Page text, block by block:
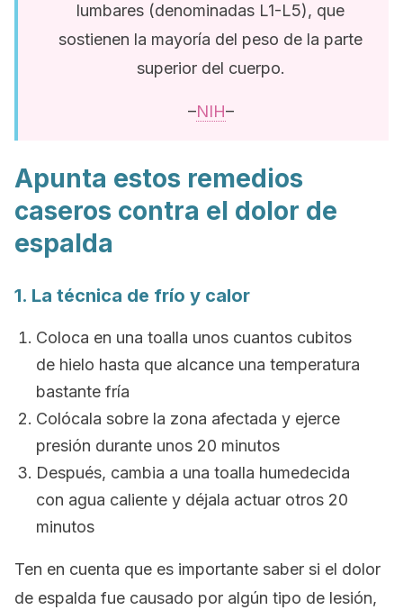
lumbares (denominadas L1-L5), que
sostienen la mayoría del peso de la parte
superior del cuerpo.
–NIH–
Apunta estos remedios
caseros contra el dolor de
espalda
1. La técnica de frío y calor
Coloca en una toalla unos cuantos cubitos
de hielo hasta que alcance una temperatura
bastante fría
Colócala sobre la zona afectada y ejerce
presión durante unos 20 minutos
Después, cambia a una toalla humedecida
con agua caliente y déjala actuar otros 20
minutos
Ten en cuenta que es importante saber si el dolor
de espalda fue causado por algún tipo de lesión,